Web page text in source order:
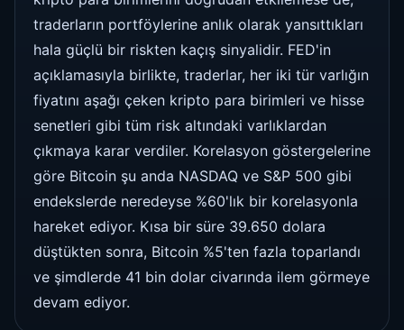
traderların portföylerine anlık olarak yansıttıkları
hala güçlü bir riskten kaçış sinyalidir. FED'in
açıklamasıyla birlikte, traderlar, her iki tür varlığın
fiyatını aşağı çeken kripto para birimleri ve hisse
senetleri gibi tüm risk altındaki varlıklardan
çıkmaya karar verdiler. Korelasyon göstergelerine
göre Bitcoin şu anda NASDAQ ve S&P 500 gibi
endekslerde neredeyse %60'lık bir korelasyonla
hareket ediyor. Kısa bir süre 39.650 dolara
düştükten sonra, Bitcoin %5'ten fazla toparlandı
ve şimdlerde 41 bin dolar civarında ilem görmeye
devam ediyor.